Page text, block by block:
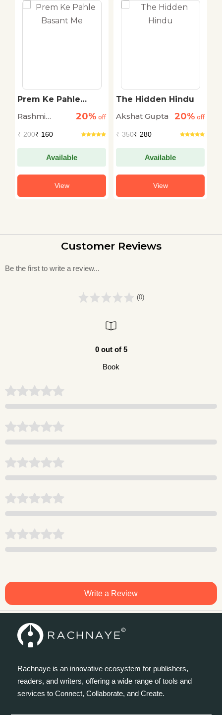
Prem Ke Pahle
Rashmi
20% off
₹200₹ 160
Available
View
The Hidden Hindu
Akshat Gupta
20% off
₹350₹ 280
Available
View
Customer Reviews
Be the first to write a review...
(0)
0 out of 5
Book
Write a Review
Rachnaye is an innovative ecosystem for publishers,
readers, and writers, offering a wide range of tools and
services to Connect, Collaborate, and Create.